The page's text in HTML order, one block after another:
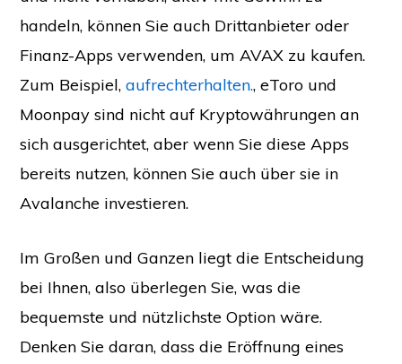
handeln, können Sie auch Drittanbieter oder
Finanz-Apps verwenden, um AVAX zu kaufen.
Zum Beispiel,aufrechterhalten., eToro und
Moonpay sind nicht auf Kryptowährungen an
sich ausgerichtet, aber wenn Sie diese Apps
bereits nutzen, können Sie auch über sie in
Avalanche investieren.
Im Großen und Ganzen liegt die Entscheidung
bei Ihnen, also überlegen Sie, was die
bequemste und nützlichste Option wäre.
Denken Sie daran, dass die Eröffnung eines